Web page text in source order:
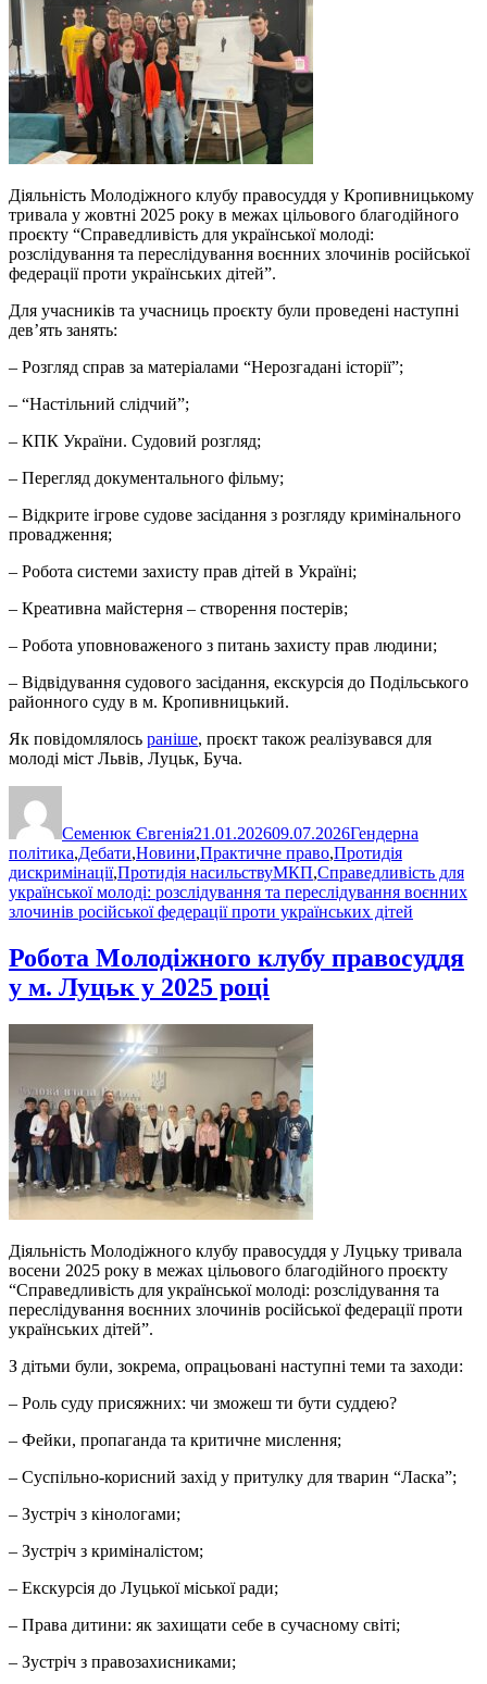
Діяльність Молодіжного клубу правосуддя у Кропивницькому
тривала у жовтні 2025 року в межах цільового благодійного
проєкту “Справедливість для української молоді:
розслідування та переслідування воєнних злочинів російської
федерації проти українських дітей”.
Для учасників та учасниць проєкту були проведені наступні
дев’ять занять:
– Розгляд справ за матеріалами “Нерозгадані історії”;
– “Настільний слідчий”;
– КПК України. Судовий розгляд;
– Перегляд документального фільму;
– Відкрите ігрове судове засідання з розгляду кримінального
провадження;
– Робота системи захисту прав дітей в Україні;
– Креативна майстерня – створення постерів;
– Робота уповноваженого з питань захисту прав людини;
– Відвідування судового засідання, екскурсія до Подільського
районного суду в м. Кропивницький.
Як повідомлялось раніше, проєкт також реалізувався для
молоді міст Львів, Луцьк, Буча.
Семенюк Євгенія21.01.202609.07.2026Гендерна
політика,Дебати,Новини,Практичне право,Протидія
дискримінації,Протидія насильствуПозначки
МКП,Справедливість для
української молоді: розслідування та переслідування воєнних
злочинів російської федерації проти українських дітей
Робота Молодіжного клубу правосуддя
у м. Луцьк у 2025 році
Діяльність Молодіжного клубу правосуддя у Луцьку тривала
восени 2025 року в межах цільового благодійного проєкту
“Справедливість для української молоді: розслідування та
переслідування воєнних злочинів російської федерації проти
українських дітей”.
З дітьми були, зокрема, опрацьовані наступні теми та заходи:
– Роль суду присяжних: чи зможеш ти бути суддею?
– Фейки, пропаганда та критичне мислення;
– Суспільно-корисний захід у притулку для тварин “Ласка”;
– Зустріч з кінологами;
– Зустріч з криміналістом;
– Екскурсія до Луцької міської ради;
– Права дитини: як захищати себе в сучасному світі;
– Зустріч з правозахисниками;